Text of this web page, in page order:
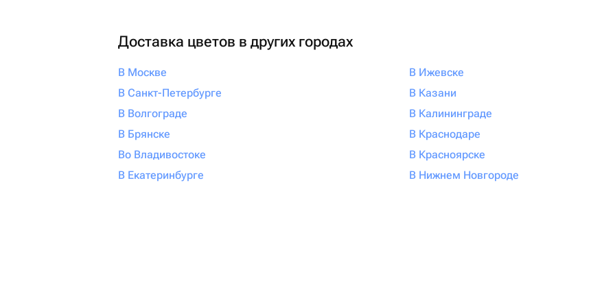
Доставка цветов в других городах
В Москве
В Санкт-Петербурге
В Волгограде
В Брянске
Во Владивостоке
В Екатеринбурге
В Ижевске
В Казани
В Калининграде
В Краснодаре
В Красноярске
В Нижнем Новгороде